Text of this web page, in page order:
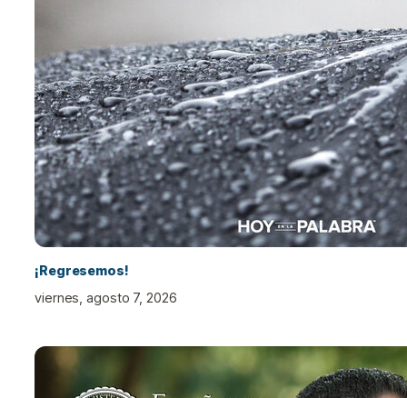
¡Regresemos!
viernes, agosto 7, 2026